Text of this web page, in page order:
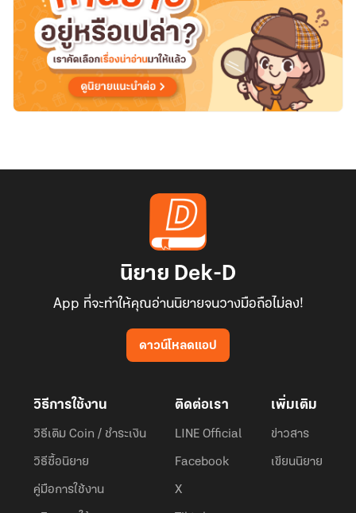
นิยาย Dek-D
App ที่จะทำให้คุณอ่านนิยายจนวางมือถือไม่ลง!
ดาวน์โหลดแอป
วิธีการใช้งาน
วิธีเติม Coin / ชำระเงิน
วิธีซื้อนิยาย
คู่มือการใช้งาน
ติดต่อเรา
LINE Official
Facebook
X
เพิ่มเติม
ข่าวสาร
เขียนนิยาย